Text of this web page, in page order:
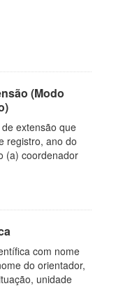
(Modo
extensão que
registro, ano do
(a) coordenador
com nome
do orientador,
unidade